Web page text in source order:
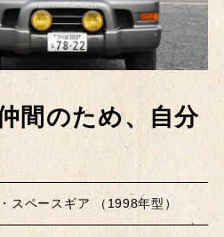
間のため、自分
スペースギア （1998年型）